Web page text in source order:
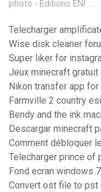
photo - Editions ENI ...
Telecharger
Wise disk cleaner
Super liker for
Jeux minecraft gratuit
Nikon transfer app
Farmville 2 country
Bendy and the ink
Descargar minecraft
Comment débloquer
Telecharger prince of
Fond ecran windows
Convert ost file to pst